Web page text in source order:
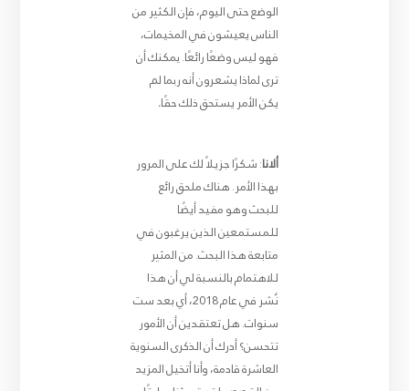
الوضع حتى اليوم، فإن الكثير من
الناس يعيشون في المخيمات،
فهو ليس وضعًا رائعًا. يمكنك أن
ترى لماذا يشعرون أنه ربما لم
يكن الأمر يستحق ذلك حقًا.
ألانا: شكرًا جزيلاً لك على المرور
بهذا الأمر. هناك ملحق رائع
للبحث وهو مفيد أيضًا
للمستمعين الذين يرغبون في
متابعة هذا البحث. من المثير
للاهتمام بالنسبة لي أن هذا
نُشر في عام 2018، أي بعد ست
سنوات. هل تعتقدين أن الأمور
تتحسن؟ أدرك أن الذكرى السنوية
العاشرة قادمة، وأنا أتخيل المزيد